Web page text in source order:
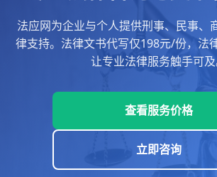
法应网为企业与个人提供刑事、民事、
律支持。法律文书代写仅198元/份，法
让专业法律服务触手可及
查看服务价格
立即咨询